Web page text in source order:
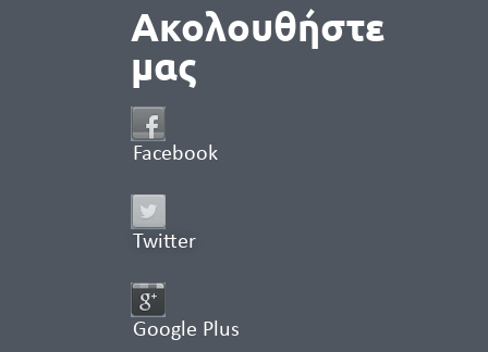
Ακολουθήστε
μας
Facebook
Twitter
Google Plus